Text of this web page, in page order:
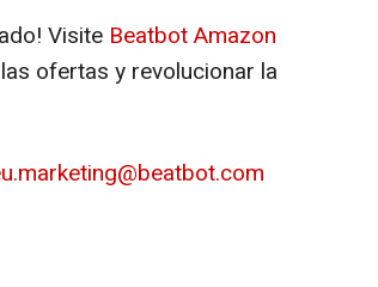
Visite Beatbot Amazon
ofertas y revolucionar la